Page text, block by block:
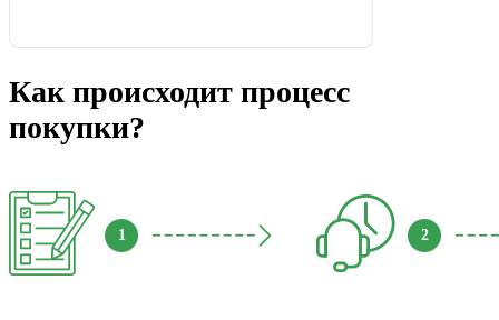
Как происходит процесс
покупки?
1 2